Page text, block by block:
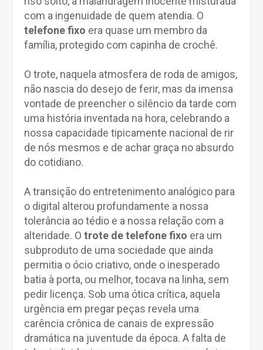
com a ingenuidade de quem atendia. O
telefone fixo era quase um membro da
família, protegido com capinha de crochê.
O trote, naquela atmosfera de roda de amigos,
não nascia do desejo de ferir, mas da imensa
vontade de preencher o silêncio da tarde com
uma história inventada na hora, celebrando a
nossa capacidade tipicamente nacional de rir
de nós mesmos e de achar graça no absurdo
do cotidiano.
A transição do entretenimento analógico para
o digital alterou profundamente a nossa
tolerância ao tédio e a nossa relação com a
alteridade. O trote de telefone fixo era um
subproduto de uma sociedade que ainda
permitia o ócio criativo, onde o inesperado
batia à porta, ou melhor, tocava na linha, sem
pedir licença. Sob uma ótica crítica, aquela
urgência em pregar peças revela uma
carência crônica de canais de expressão
dramática na juventude da época. A falta de